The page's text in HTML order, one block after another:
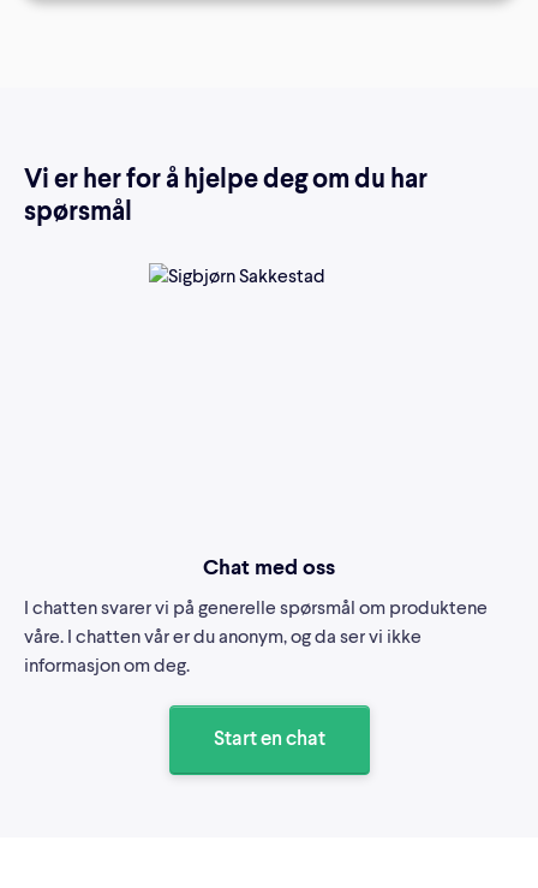
Vi er her for å hjelpe deg om du har
spørsmål
Chat med oss
I chatten svarer vi på generelle spørsmål om produktene
våre. I chatten vår er du anonym, og da ser vi ikke
informasjon om deg.
Start en chat